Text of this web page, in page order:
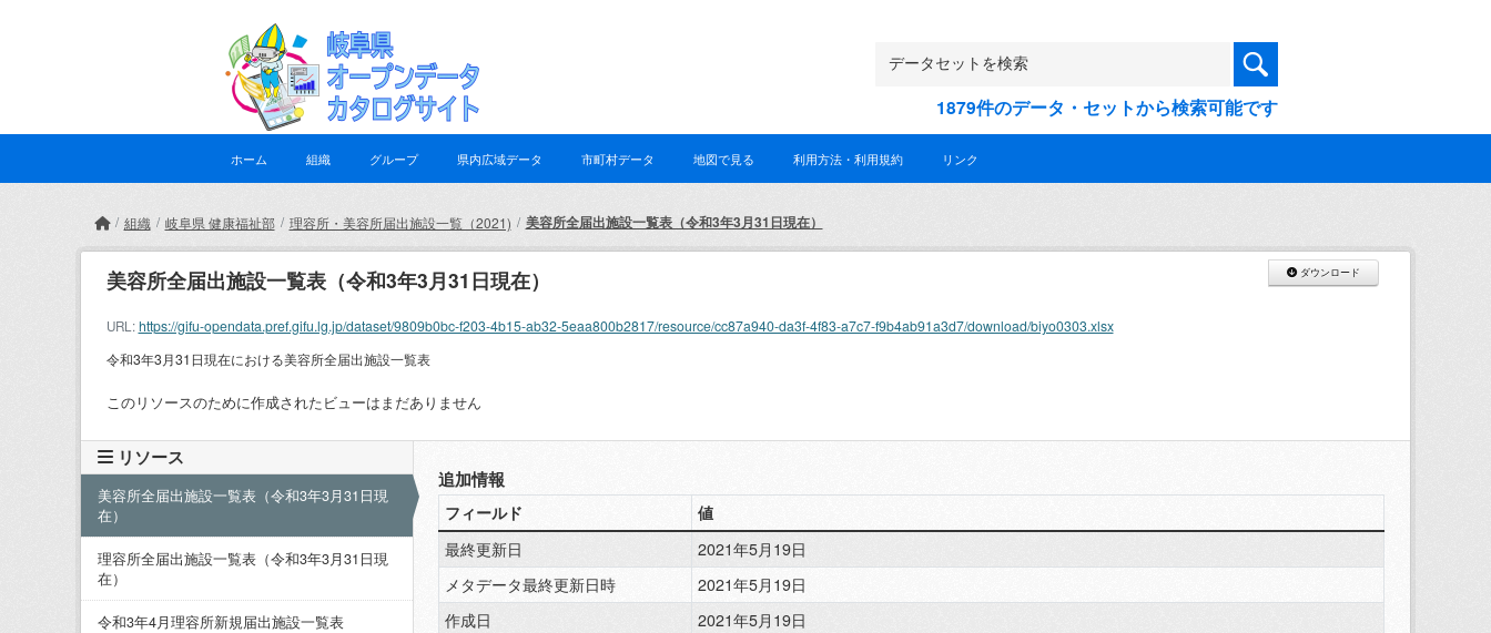
1879件のデータ・セットから検索可能です
ホーム 組織 グループ 県内広域データ 市町村データ 地図で見る 利用方法・利用規約 リンク
組織 岐阜県 健康福祉部 理容所・美容所届出施設一覧（2021) 美容所全届出施設一覧表（令和3年3月31日現在）
ダウンロード
美容所全届出施設一覧表（令和3年3月31日現在）
URL:https://gifu-opendata.pref.gifu.lg.jp/dataset/9809b0bc-f203-4b15-ab32-5eaa800b2817/resource/cc87a940-da3f-4f83-a7c7-f9b4ab91a3d7/download/biyo0303.xlsx
令和3年3月31日現在における美容所全届出施設一覧表
このリソースのために作成されたビューはまだありません
リソース
美容所全届出施設一覧表（令和3年3月31日現
在）
理容所全届出施設一覧表（令和3年3月31日現
在）
令和3年4月理容所新規届出施設一覧表
追加情報
フィールド
値
最終更新日
2021年5月19日
メタデータ最終更新日時
2021年5月19日
作成日
2021年5月19日